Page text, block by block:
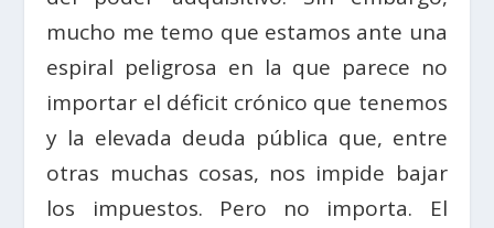
mucho me temo que estamos ante una
espiral peligrosa en la que parece no
importar el déficit crónico que tenemos
y la elevada deuda pública que, entre
otras muchas cosas, nos impide bajar
los impuestos. Pero no importa. El